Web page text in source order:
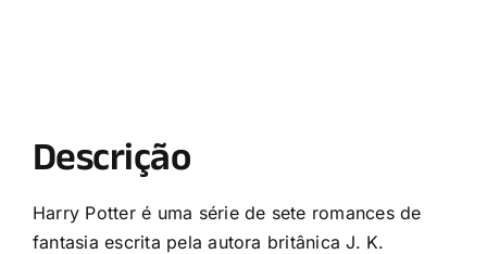
Descrição
Harry Potter é uma série de sete romances de
fantasia escrita pela autora britânica J. K.